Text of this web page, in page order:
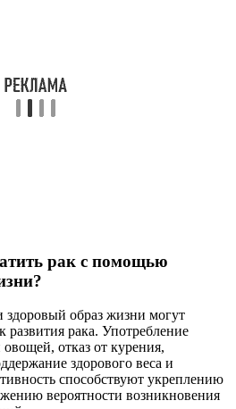
рак с помощью
здоровый образ жизни могут
развития рака. Употребление
отказ от курения,
здорового веса и
способствуют укреплению
вероятности возникновения